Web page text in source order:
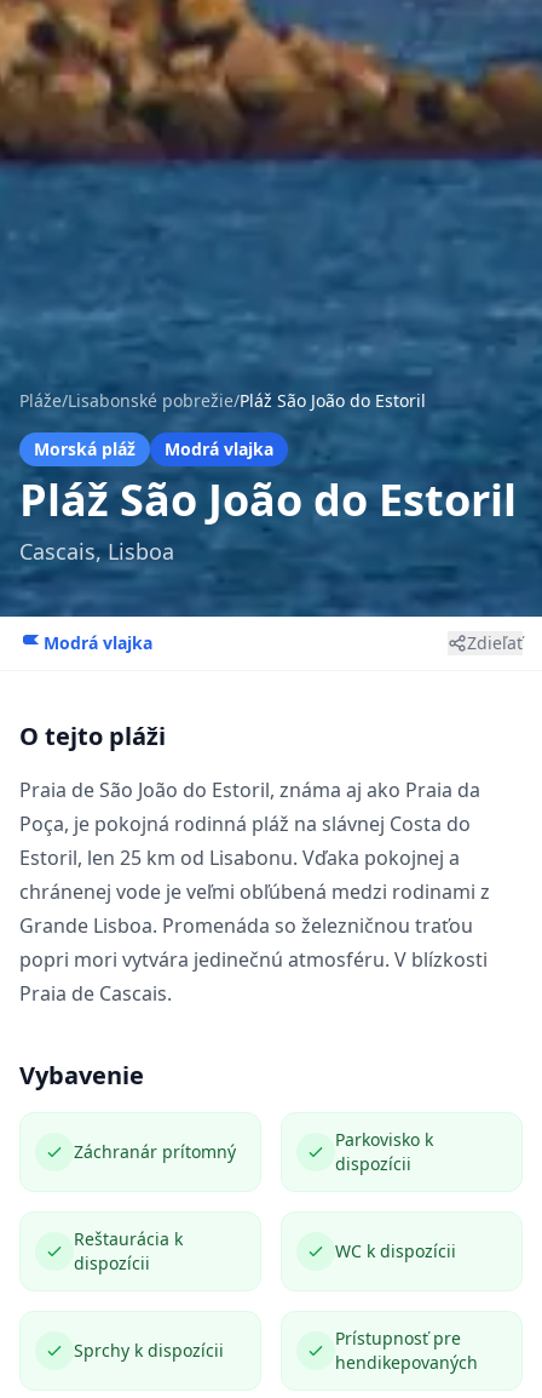
Pláže/Lisabonské pobrežie/Pláž São João do Estoril
Morská pláž Modrá vlajka
Pláž São João do Estoril
Cascais, Lisboa
Modrá vlajka Zdieľať
O tejto pláži
Praia de São João do Estoril, známa aj ako Praia da
Poça, je pokojná rodinná pláž na slávnej Costa do
Estoril, len 25 km od Lisabonu. Vďaka pokojnej a
chránenej vode je veľmi obľúbená medzi rodinami z
Grande Lisboa. Promenáda so železničnou traťou
popri mori vytvára jedinečnú atmosféru. V blízkosti
Praia de Cascais.
Vybavenie
Záchranár prítomný
Parkovisko k
dispozícii
Reštaurácia k
dispozícii
WC k dispozícii
Sprchy k dispozícii
Prístupnosť pre
hendikepovaných